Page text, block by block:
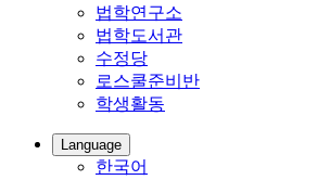
법학연구소
법학도서관
수정당
로스쿨준비반
학생활동
Language
한국어